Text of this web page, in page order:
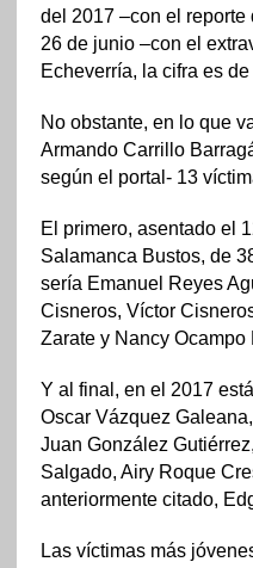
del 2017 –con el reporte
26 de junio –con el
Echeverría, la cifra es de
No obstante, en lo que
Armando Carrillo
según el portal- 13
El primero, asentado el
Salamanca Bustos, de
sería Emanuel Reyes
Cisneros, Víctor
Zarate y Nancy Ocampo
Y al final, en el 2017
Oscar Vázquez
Juan González
Salgado, Airy Roque
anteriormente citado,
Las víctimas más